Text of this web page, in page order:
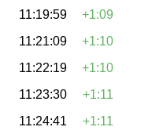
11:19:59
+1:09
11:21:09
+1:10
11:22:19
+1:10
11:23:30
+1:11
11:24:41
+1:11